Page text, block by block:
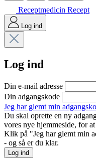
Receptmedicin Recept
Log ind
Log ind
Din e-mail adresse
Din adgangskode
Jeg har glemt min
Du skal oprette en ny
vores nye hjemmeside, for
Klik på "Jeg har glemt min
- og så er du klar.
Log ind